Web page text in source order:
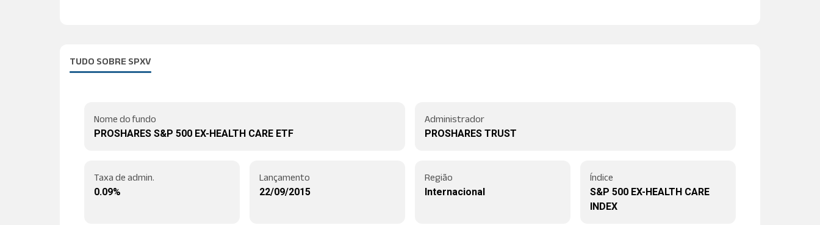
TUDO SOBRE SPXV
Nome do fundo
PROSHARES S&P 500 EX-HEALTH CARE ETF
Administrador
PROSHARES TRUST
Taxa de admin.
0.09%
Lançamento
22/09/2015
Região
Internacional
Índice
S&P 500 EX-HEALTH CARE
INDEX